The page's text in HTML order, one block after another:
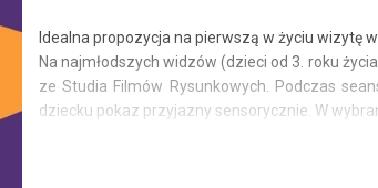
Idealna propozycja na pierwszą w życiu wizytę
Na najmłodszych widzów (dzieci od 3. roku
ze Studia Filmów Rysunkowych. Podczas
dziecku pokaz przyjazny sensorycznie. W
Twoje dziecko będzie pierwszy raz w kinie?